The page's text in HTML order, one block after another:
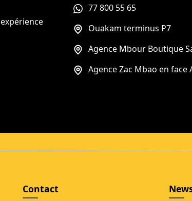
77 800 55 65
Ouakam terminus P7
Agence Mbour Boutique
Agence Zac Mbao en face
Contact